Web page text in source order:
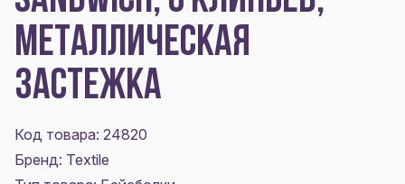
МЕТАЛЛИЧЕСКАЯ
ЗАСТЕЖКА
Код товара: 24820
Бренд: Textile